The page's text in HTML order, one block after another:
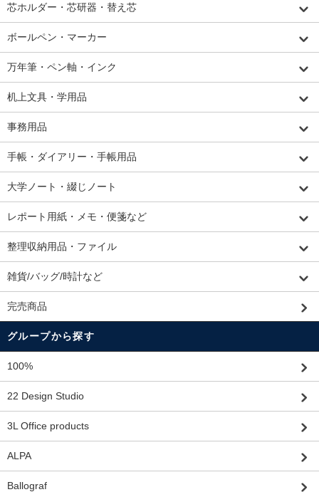
芯ホルダー・芯研器・替え芯
ボールペン・マーカー
万年筆・ペン軸・インク
机上文具・学用品
事務用品
手帳・ダイアリー・手帳用品
大学ノート・綴じノート
レポート用紙・メモ・便箋など
整理収納用品・ファイル
雑貨/バッグ/時計など
完売商品
グループから探す
100%
22 Design Studio
3L Office products
ALPA
Ballograf